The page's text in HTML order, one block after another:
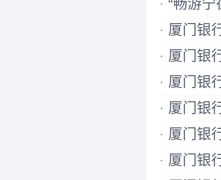
“畅游
厦门银
厦门银
厦门银
厦门银
厦门银
厦门银